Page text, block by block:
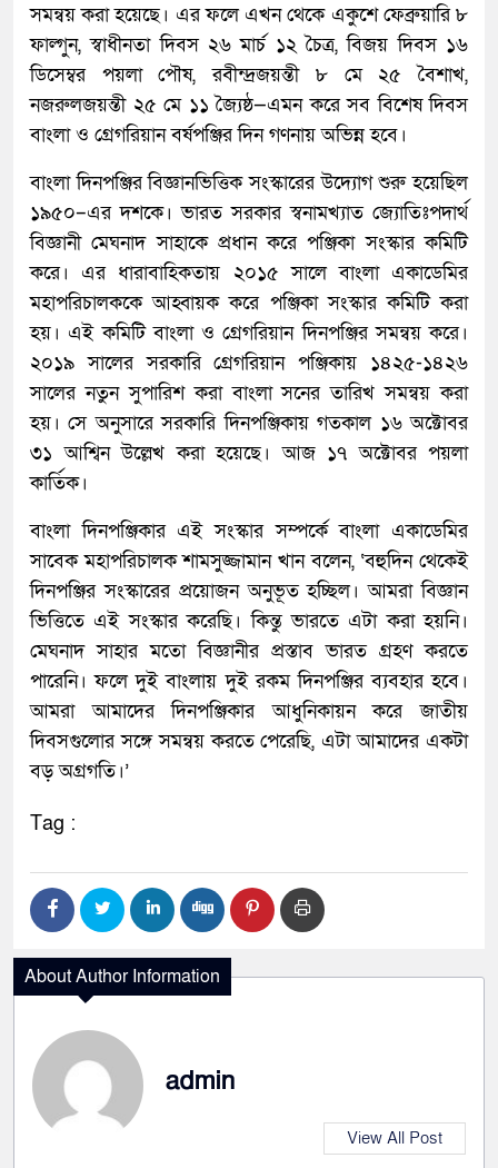
সমন্বয় করা হয়েছে। এর ফলে এখন থেকে একুশে ফেব্রুয়ারি ৮
ফাল্গুন, স্বাধীনতা দিবস ২৬ মার্চ ১২ চৈত্র, বিজয় দিবস ১৬
ডিসেম্বর পয়লা পৌষ, রবীন্দ্রজয়ন্তী ৮ মে ২৫ বৈশাখ,
নজরুলজয়ন্তী ২৫ মে ১১ জ্যৈষ্ঠ—এমন করে সব বিশেষ দিবস
বাংলা ও গ্রেগরিয়ান বর্ষপঞ্জির দিন গণনায় অভিন্ন হবে।
বাংলা দিনপঞ্জির বিজ্ঞানভিত্তিক সংস্কারের উদ্যোগ শুরু হয়েছিল
১৯৫০–এর দশকে। ভারত সরকার স্বনামখ্যাত জ্যোতিঃপদার্থ
বিজ্ঞানী মেঘনাদ সাহাকে প্রধান করে পঞ্জিকা সংস্কার কমিটি
করে। এর ধারাবাহিকতায় ২০১৫ সালে বাংলা একাডেমির
মহাপরিচালককে আহ্বায়ক করে পঞ্জিকা সংস্কার কমিটি করা
হয়। এই কমিটি বাংলা ও গ্রেগরিয়ান দিনপঞ্জির সমন্বয় করে।
২০১৯ সালের সরকারি গ্রেগরিয়ান পঞ্জিকায় ১৪২৫-১৪২৬
সালের নতুন সুপারিশ করা বাংলা সনের তারিখ সমন্বয় করা
হয়। সে অনুসারে সরকারি দিনপঞ্জিকায় গতকাল ১৬ অক্টোবর
৩১ আশ্বিন উল্লেখ করা হয়েছে। আজ ১৭ অক্টোবর পয়লা
কার্তিক।
বাংলা দিনপঞ্জিকার এই সংস্কার সম্পর্কে বাংলা একাডেমির
সাবেক মহাপরিচালক শামসুজ্জামান খান বলেন, ‘বহুদিন থেকেই
দিনপঞ্জির সংস্কারের প্রয়োজন অনুভূত হচ্ছিল। আমরা বিজ্ঞান
ভিত্তিতে এই সংস্কার করেছি। কিন্তু ভারতে এটা করা হয়নি।
মেঘনাদ সাহার মতো বিজ্ঞানীর প্রস্তাব ভারত গ্রহণ করতে
পারেনি। ফলে দুই বাংলায় দুই রকম দিনপঞ্জির ব্যবহার হবে।
আমরা আমাদের দিনপঞ্জিকার আধুনিকায়ন করে জাতীয়
দিবসগুলোর সঙ্গে সমন্বয় করতে পেরেছি, এটা আমাদের একটা
বড় অগ্রগতি।’
Tag :
About Author Information
admin
View All Post